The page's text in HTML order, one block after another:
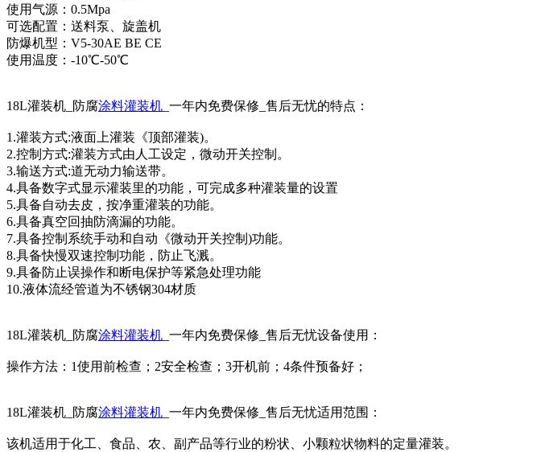
使用气源：0.5Mpa
可选配置：送料泵、旋盖机
防爆机型：V5-30AE BE CE
使用温度：-10℃-50℃
18L灌装机_防腐涂料灌装机 _一年内免费保修_售后无忧的特点：
1.灌装方式:液面上灌装《顶部灌装)。
2.控制方式:灌装方式由人工设定，微动开关控制。
3.输送方式:道无动力输送带。
4.具备数字式显示灌装里的功能，可完成多种灌装量的设置
5.具备自动去皮，按净重灌装的功能。
6.具备真空回抽防滴漏的功能。
7.具备控制系统手动和自动《微动开关控制)功能。
8.具备快慢双速控制功能，防止飞溅。
9.具备防止误操作和断电保护等紧急处理功能
10.液体流经管道为不锈钢304材质
18L灌装机_防腐涂料灌装机 _一年内免费保修_售后无忧设备使用：
操作方法：1使用前检查；2安全检查；3开机前；4条件预备好；
18L灌装机_防腐涂料灌装机 _一年内免费保修_售后无忧适用范围：
该机适用于化工、食品、农、副产品等行业的粉状、小颗粒状物料的定量灌装。